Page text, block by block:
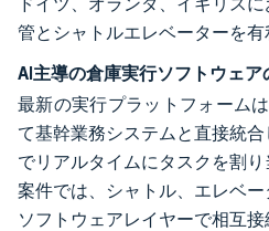
管とシャトルエレベーターを有
AI主導の倉庫実行ソフトウェア
最新の実行プラットフォーム
て基幹業務システムと直接統
でリアルタイムにタスクを割
案件では、シャトル、エレベ
ソフトウェアレイヤーで相互